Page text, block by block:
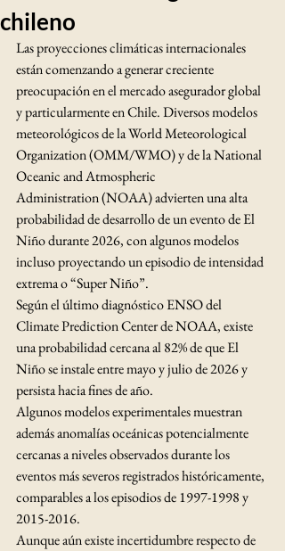
chileno
Las proyecciones climáticas internacionales
están comenzando a generar creciente
preocupación en el mercado asegurador global
y particularmente en Chile. Diversos modelos
meteorológicos de la World Meteorological
Organization (OMM/WMO) y de la National
Oceanic and Atmospheric
Administration (NOAA) advierten una alta
probabilidad de desarrollo de un evento de El
Niño durante 2026, con algunos modelos
incluso proyectando un episodio de intensidad
extrema o “Super Niño”.
Según el último diagnóstico ENSO del
Climate Prediction Center de NOAA, existe
una probabilidad cercana al 82% de que El
Niño se instale entre mayo y julio de 2026 y
persista hacia fines de año.
Algunos modelos experimentales muestran
además anomalías oceánicas potencialmente
cercanas a niveles observados durante los
eventos más severos registrados históricamente,
comparables a los episodios de 1997-1998 y
2015-2016.
Aunque aún existe incertidumbre respecto de